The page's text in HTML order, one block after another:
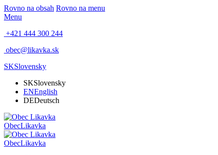
Rovno na obsah Rovno na menu
Menu
+421 444 300 244
obec@likavka.sk
SKSlovensky
SKSlovensky
ENEnglish
DEDeutsch
ObecLikavka
ObecLikavka